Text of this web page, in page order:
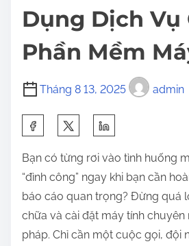
Dụng Dịch Vụ
Phần Mềm
Tháng 8 13, 2025 admin
a
e
t
h
Bạn có từng rơi vào tình huống
“đình công” ngay khi bạn cần
báo cáo quan trọng? Đừng quá
chữa và cài đặt máy tính chuyên
pháp. Chỉ cần một cuộc gọi, đội